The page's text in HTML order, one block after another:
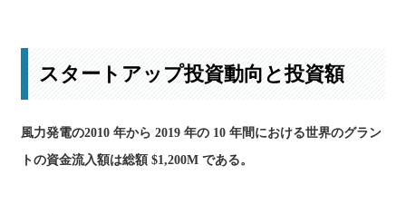
スタートアップ投資動向と投資額
風力発電の2010 年から 2019 年の 10 年間における世界のグラン
トの資金流入額は総額 $1,200M である。